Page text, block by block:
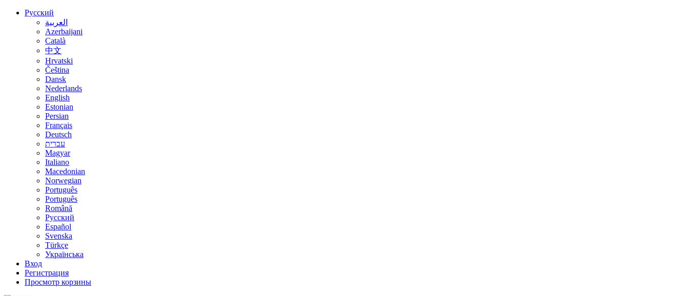
Русский
العربية
Azerbaijani
Català
中文
Hrvatski
Čeština
Dansk
Nederlands
English
Estonian
Persian
Français
Deutsch
עברית
Magyar
Italiano
Macedonian
Norwegian
Português
Português
Română
Русский
Español
Svenska
Türkçe
Українська
Вход
Регистрация
Просмотр корзины